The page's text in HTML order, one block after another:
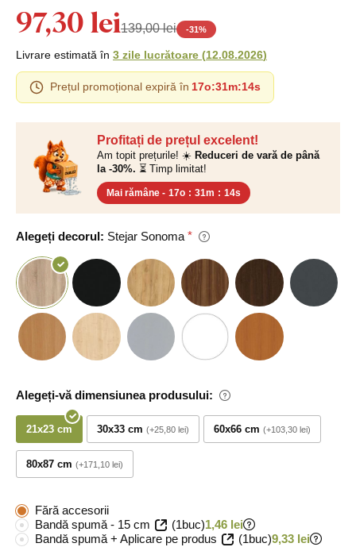
Profitați de prețul excelent!
Am topit prețurile! ☀️ Reduceri de vară de până
la -30%. ⏳ Timp limitat!
Mai rămâne - 17o : 31m : 13s
Alegeți decorul: Stejar Sonoma
Alegeți-vă dimensiunea produsului:
21x23 cm 30x33 cm +25,80 lei 60x66 cm +103,30 lei
80x87 cm +171,10 lei
97,30 lei139,00 lei -31%
Livrare estimată în 3 zile lucrătoare (12.08.2026)
Prețul promoțional expiră în 17o:31m:13s
Fără accesorii
Bandă spumă - 15 cm
(1buc)1,46 lei
Bandă spumă + Aplicare pe produs
(1buc)9,33 lei